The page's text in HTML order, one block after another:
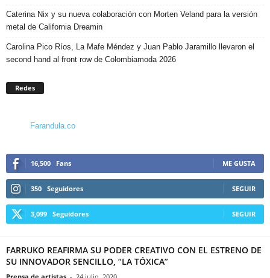
Caterina Nix y su nueva colaboración con Morten Veland para la versión
metal de California Dreamin
Carolina Pico Ríos, La Mafe Méndez y Juan Pablo Jaramillo llevaron el
second hand al front row de Colombiamoda 2026
Redes
Farandula.co
16,500 Fans ME GUSTA
350 Seguidores SEGUIR
3,099 Seguidores SEGUIR
FARRUKO REAFIRMA SU PODER CREATIVO CON EL ESTRENO DE
SU INNOVADOR SENCILLO, “LA TÓXICA”
Prensa de artistas - 24 julio, 2020